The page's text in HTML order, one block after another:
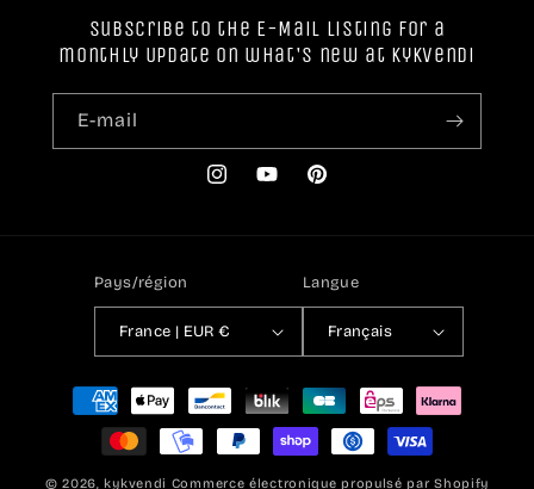
Subscribe to the E-Mail listing for a
monthly Update on what's new at Kykvendi
E-mail
InstagramYouTubePinterest
Pays/région
France | EUR €
Langue
Français
Moyens
paiement
© 2026, kykvendi Commerce électronique propulsé par Shopify